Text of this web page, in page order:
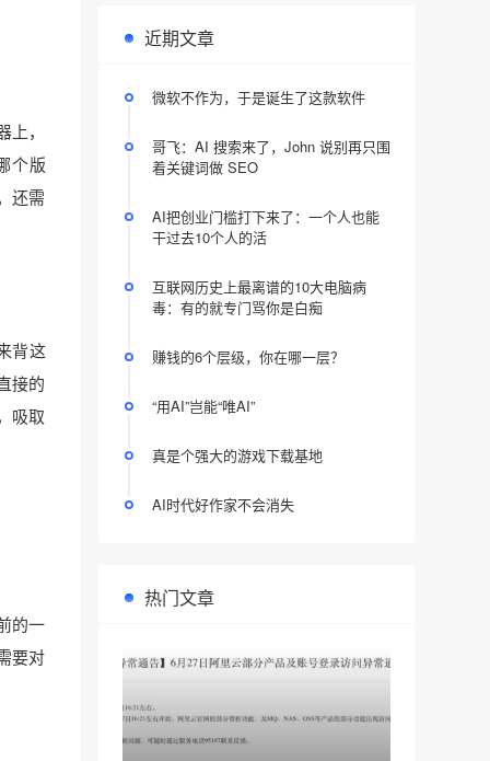
，
个版
还需
背这
接的
吸取
的一
要对
近期文章
微软不作为，于是诞生了这款软件
哥飞：AI 搜索来了，John 说别再只围
着关键词做 SEO
AI把创业门槛打下来了：一个人也能
干过去10个人的活
互联网历史上最离谱的10大电脑病
毒：有的就专门骂你是白痴
赚钱的6个层级，你在哪一层？
“用AI”岂能“唯AI”
真是个强大的游戏下载基地
AI时代好作家不会消失
热门文章